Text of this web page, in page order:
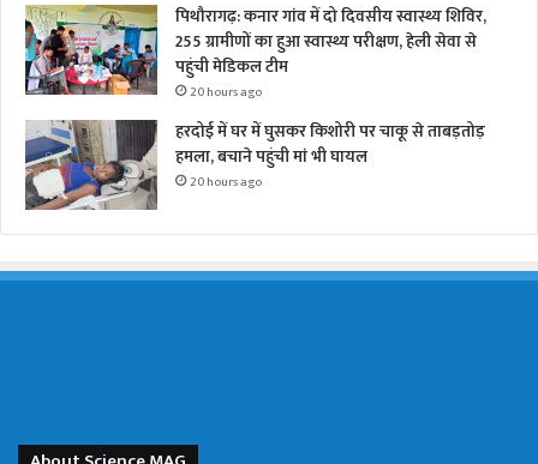
पिथौरागढ़: कनार गांव में दो दिवसीय स्वास्थ्य शिविर,
255 ग्रामीणों का हुआ स्वास्थ्य परीक्षण, हेली सेवा से
पहुंची मेडिकल टीम
20 hours ago
हरदोई में घर में घुसकर किशोरी पर चाकू से ताबड़तोड़
हमला, बचाने पहुंची मां भी घायल
20 hours ago